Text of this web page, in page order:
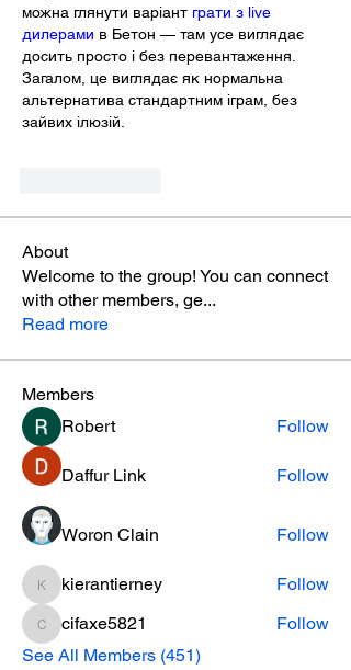
можна глянути варіант грати з live
дилерами в Бетон — там усе виглядає
досить просто і без перевантаження.
Загалом, це виглядає як нормальна
альтернатива стандартним іграм, без
зайвих ілюзій.
About
Welcome to the group! You can connect
with other members, ge...
Read more
Members
Robert
Follow
Daffur Link Follow
Woron Clain Follow
kierantierney
kierantierney Follow
cifaxe5821
cifaxe5821
Follow
See All Members (451)